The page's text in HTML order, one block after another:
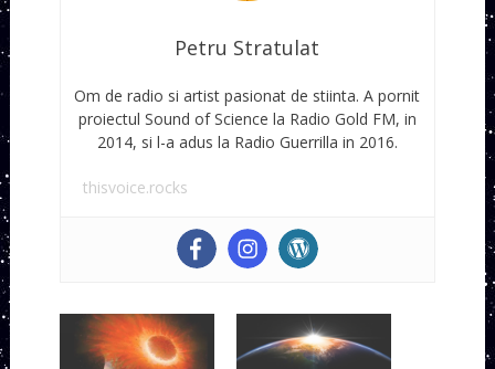
Petru Stratulat
Om de radio si artist pasionat de stiinta. A pornit
proiectul Sound of Science la Radio Gold FM, in
2014, si l-a adus la Radio Guerrilla in 2016.
thisvoice.rocks